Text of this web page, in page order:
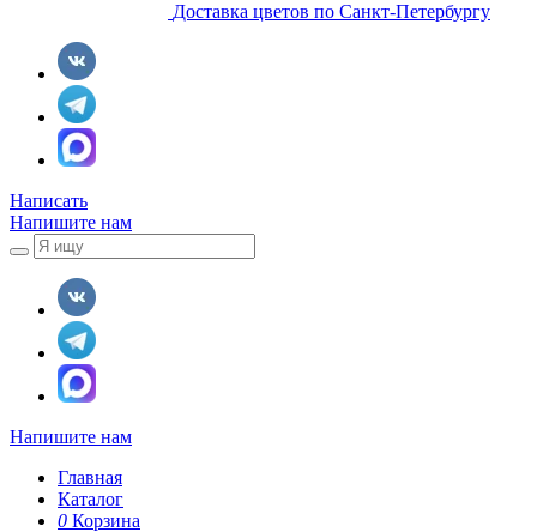
Доставка цветов по Санкт-Петербургу
Написать
Напишите нам
Напишите нам
Главная
Каталог
0 Корзина